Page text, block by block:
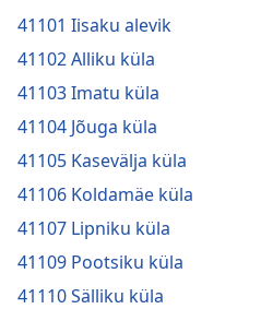
41101 Iisaku alevik
41102 Alliku küla
41103 Imatu küla
41104 Jõuga küla
41105 Kasevälja küla
41106 Koldamäe küla
41107 Lipniku küla
41109 Pootsiku küla
41110 Sälliku küla